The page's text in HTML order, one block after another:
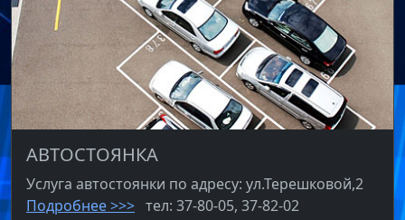
АВТОСТОЯНКА
Услуга автостоянки по адресу: ул.Терешковой,2
Подробнее >>> тел: 37-80-05, 37-82-02